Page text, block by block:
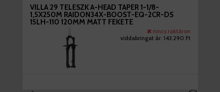
VILLA 29 TELESZK A-HEAD TAPER 1-1/8-
1,5X250M RAIDON34X-BOOST-EQ-2CR-DS
15LH-110 120MM MATT FEKETE
nincs raktáron
viddabringat ár: 143.290 Ft